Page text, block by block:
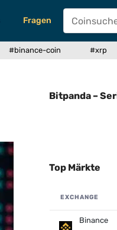
Fragen
#binance-coin #xrp
Bitpanda –
Top Märkte
EXCHANGE
Binance